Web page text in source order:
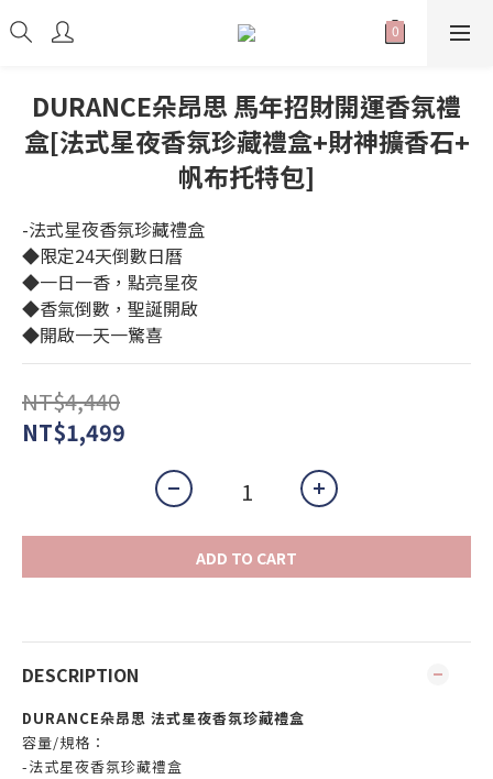
DURANCE朵昂思 馬年招財開運香氛禮
盒[法式星夜香氛珍藏禮盒+財神擴香石+
帆布托特包]
-法式星夜香氛珍藏禮盒
◆限定24天倒數日曆
◆一日一香，點亮星夜
◆香氣倒數，聖誕開啟
◆開啟一天一驚喜
NT$4,440
NT$1,499
ADD TO CART
DESCRIPTION
DURANCE朵昂思 法式星夜香氛珍藏禮盒
容量/規格：
-法式星夜香氛珍藏禮盒